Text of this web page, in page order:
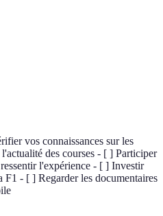
vos connaissances sur les
des courses - [ ] Participer
l'expérience - [ ] Investir
F1 - [ ] Regarder les documentaires